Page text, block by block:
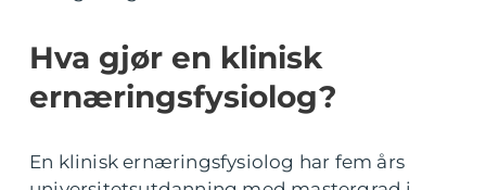
Hva gjør en klinisk
ernæringsfysiolog?
En klinisk ernæringsfysiolog har fem års